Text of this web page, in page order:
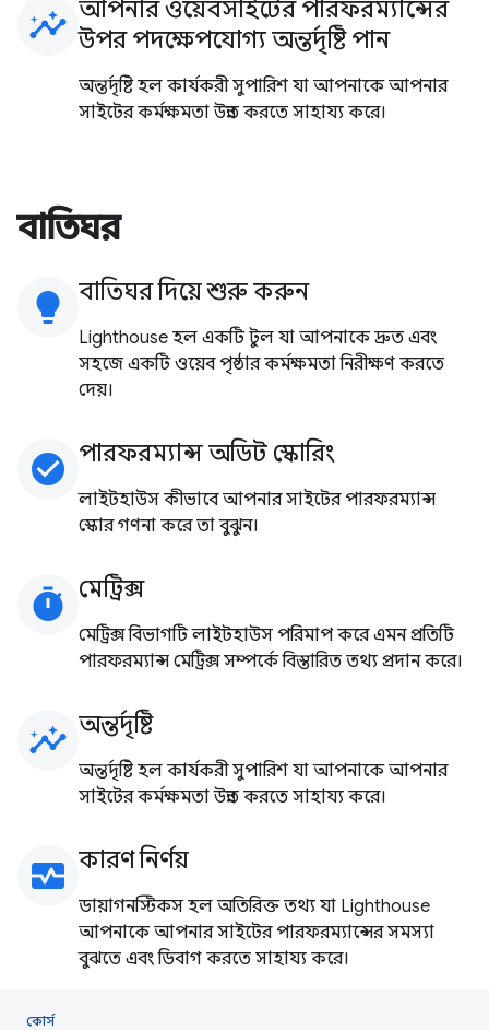
insights আপনার ওয়েবসাইটের পারফরম্যান্সের
উপর পদক্ষেপযোগ্য অন্তর্দৃষ্টি পান
অন্তর্দৃষ্টি হল কার্যকরী সুপারিশ যা আপনাকে আপনার
সাইটের কর্মক্ষমতা উন্নত করতে সাহায্য করে।
বাতিঘর
lightbulb বাতিঘর দিয়ে শুরু করুন
Lighthouse হল একটি টুল যা আপনাকে দ্রুত এবং
সহজে একটি ওয়েব পৃষ্ঠার কর্মক্ষমতা নিরীক্ষণ করতে
দেয়।
check_circle পারফরম্যান্স অডিট স্কোরিং
লাইটহাউস কীভাবে আপনার সাইটের পারফরম্যান্স
স্কোর গণনা করে তা বুঝুন।
timer মেট্রিক্স
মেট্রিক্স বিভাগটি লাইটহাউস পরিমাপ করে এমন প্রতিটি
পারফরম্যান্স মেট্রিক্স সম্পর্কে বিস্তারিত তথ্য প্রদান করে।
insights অন্তর্দৃষ্টি
অন্তর্দৃষ্টি হল কার্যকরী সুপারিশ যা আপনাকে আপনার
সাইটের কর্মক্ষমতা উন্নত করতে সাহায্য করে।
monitor_heart কারণ নির্ণয়
ডায়াগনস্টিকস হল অতিরিক্ত তথ্য যা Lighthouse
আপনাকে আপনার সাইটের পারফরম্যান্সের সমস্যা
বুঝতে এবং ডিবাগ করতে সাহায্য করে।
কোর্স